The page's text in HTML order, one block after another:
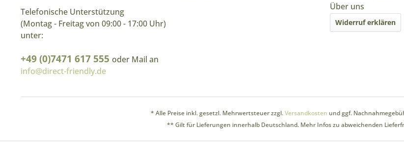
Telefonische Unterstützung
(Montag - Freitag von 09:00 - 17:00 Uhr)
unter:
+49 (0)7471 617 555 oder Mail an
info@direct-friendly.de
Über uns
Widerruf erklären
* Alle Preise inkl. gesetzl. Mehrwertsteuer zzgl.Versandkosten und ggf.
** Gilt für Lieferungen innerhalb Deutschland. Mehr Infos zu abweichenden